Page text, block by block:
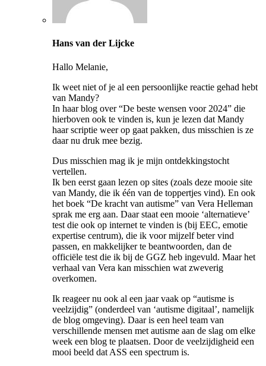
Hans van der Lijcke
Hallo Melanie,
Ik weet niet of je al een persoonlijke reactie gehad hebt
van Mandy?
In haar blog over “De beste wensen voor 2024” die
hierboven ook te vinden is, kun je lezen dat Mandy
haar scriptie weer op gaat pakken, dus misschien is ze
daar nu druk mee bezig.
Dus misschien mag ik je mijn ontdekkingstocht
vertellen.
Ik ben eerst gaan lezen op sites (zoals deze mooie site
van Mandy, die ik één van de toppertjes vind). En ook
het boek “De kracht van autisme” van Vera Helleman
sprak me erg aan. Daar staat een mooie ‘alternatieve’
test die ook op internet te vinden is (bij EEC, emotie
expertise centrum), die ik voor mijzelf beter vind
passen, en makkelijker te beantwoorden, dan de
officiële test die ik bij de GGZ heb ingevuld. Maar het
verhaal van Vera kan misschien wat zweverig
overkomen.
Ik reageer nu ook al een jaar vaak op “autisme is
veelzijdig” (onderdeel van ‘autisme digitaal’, namelijk
de blog omgeving). Daar is een heel team van
verschillende mensen met autisme aan de slag om elke
week een blog te plaatsen. Door de veelzijdigheid een
mooi beeld dat ASS een spectrum is.